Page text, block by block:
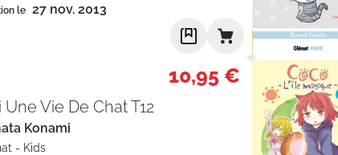
le 27 nov. 2013
10,95 €
Une Vie De Chat T12
Konami
- Kids